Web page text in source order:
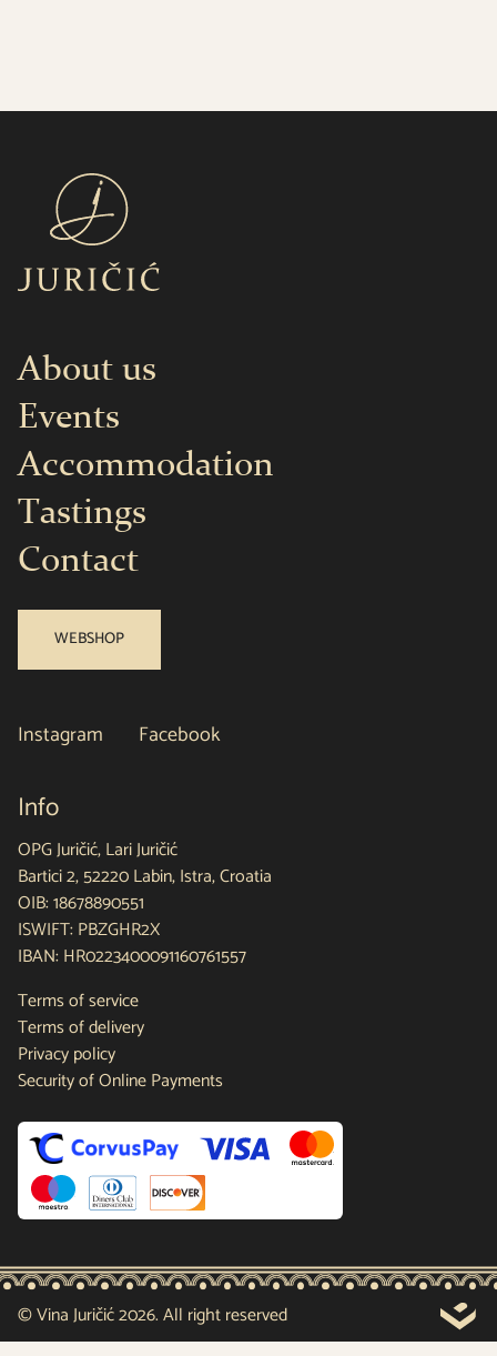
About us
Events
Accommodation
Tastings
Contact
WEBSHOP
Instagram Facebook
Info
OPG Juričić, Lari Juričić
Bartici 2, 52220 Labin, Istra, Croatia
OIB: 18678890551
ISWIFT: PBZGHR2X
IBAN: HR0223400091160761557
Terms of service
Terms of delivery
Privacy policy
Security of Online Payments
© Vina Juričić 2026. All right reserved